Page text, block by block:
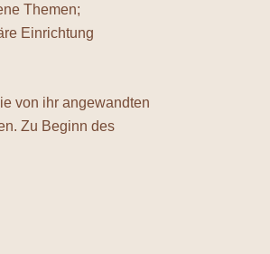
Themen;
Einrichtung
von ihr angewandten
Zu Beginn des